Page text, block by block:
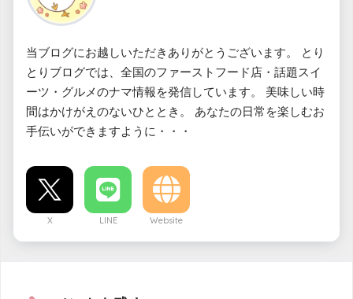
当ブログにお越しいただきありがとうございます。 とり
とりブログでは、全国のファーストフード店・話題スイ
ーツ・グルメのナマ情報を発信しています。 美味しい時
間はかけがえのないひととき。 あなたの日常を楽しむお
手伝いができますように・・・
X LINE Website